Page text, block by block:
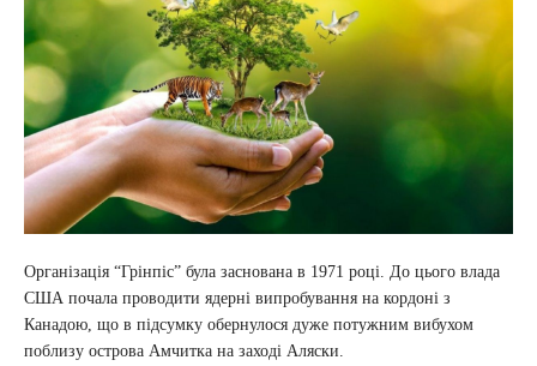
Організація “Грінпіс” була заснована в 1971 році. До цього влада
США почала проводити ядерні випробування на кордоні з
Канадою, що в підсумку обернулося дуже потужним вибухом
поблизу острова Амчитка на заході Аляски.